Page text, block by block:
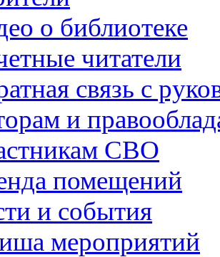
о библиотеке
читатели
связь с
и
СВО
помещений
и события
мероприятий